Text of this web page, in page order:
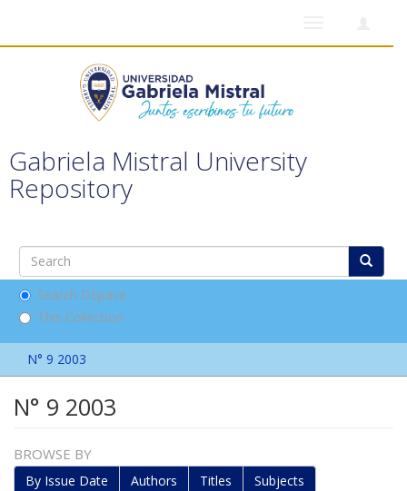
Gabriela Mistral University
Repository
Search DSpace
This Collection
N° 9 2003
N° 9 2003
BROWSE BY
By Issue Date Authors Titles Subjects